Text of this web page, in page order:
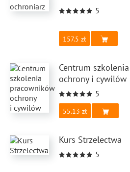
5
157.5
Centrum
ochrony i cywilów
5
55.13
Kurs Strzelectwa
5